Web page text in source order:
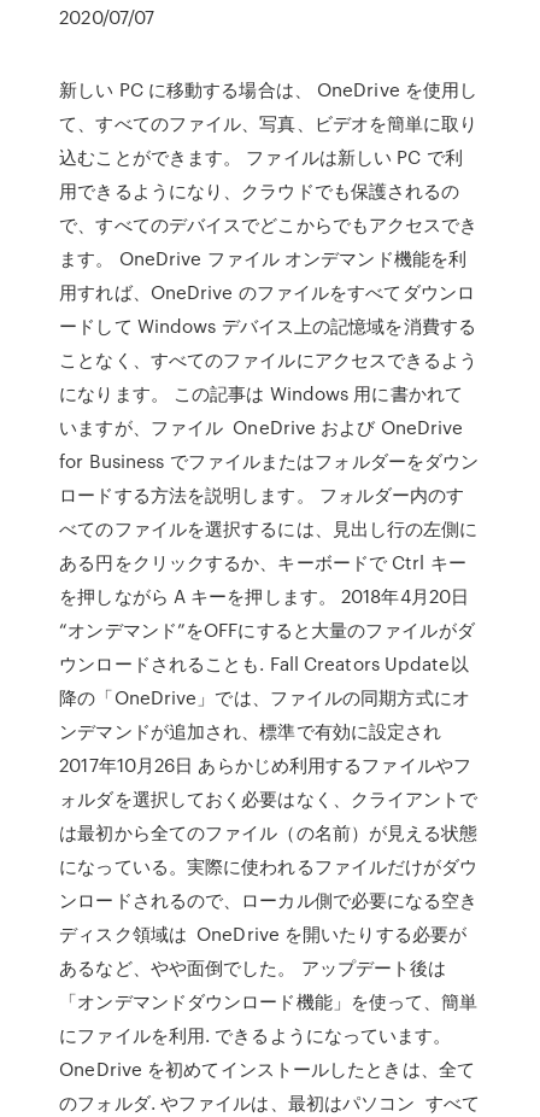
2020/07/07
新しい PC に移動する場合は、 OneDrive を使用し
て、すべてのファイル、写真、ビデオを簡単に取り
込むことができます。 ファイルは新しい PC で利
用できるようになり、クラウドでも保護されるの
で、すべてのデバイスでどこからでもアクセスでき
ます。 OneDrive ファイル オンデマンド機能を利
用すれば、OneDrive のファイルをすべてダウンロ
ードして Windows デバイス上の記憶域を消費する
ことなく、すべてのファイルにアクセスできるよう
になります。 この記事は Windows 用に書かれて
いますが、ファイル OneDrive および OneDrive
for Business でファイルまたはフォルダーをダウン
ロードする方法を説明します。 フォルダー内のす
べてのファイルを選択するには、見出し行の左側に
ある円をクリックするか、キーボードで Ctrl キー
を押しながら A キーを押します。 2018年4月20日
“オンデマンド”をOFFにすると大量のファイルがダ
ウンロードされることも. Fall Creators Update以
降の「OneDrive」では、ファイルの同期方式にオ
ンデマンドが追加され、標準で有効に設定され
2017年10月26日 あらかじめ利用するファイルやフ
ォルダを選択しておく必要はなく、クライアントで
は最初から全てのファイル（の名前）が見える状態
になっている。実際に使われるファイルだけがダウ
ンロードされるので、ローカル側で必要になる空き
ディスク領域は OneDrive を開いたりする必要が
あるなど、やや面倒でした。 アップデート後は
「オンデマンドダウンロード機能」を使って、簡単
にファイルを利用. できるようになっています。
OneDrive を初めてインストールしたときは、全て
のフォルダ. やファイルは、最初はパソコン すべて